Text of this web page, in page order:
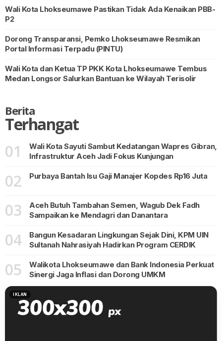
Wali Kota Lhokseumawe Pastikan Tidak Ada Kenaikan PBB-
P2
Dorong Transparansi, Pemko Lhokseumawe Resmikan
Portal Informasi Terpadu (PINTU)
Wali Kota dan Ketua TP PKK Kota Lhokseumawe Tembus
Medan Longsor Salurkan Bantuan ke Wilayah Terisolir
Berita
Terhangat
01
Wali Kota Sayuti Sambut Kedatangan Wapres Gibran,
Infrastruktur Aceh Jadi Fokus Kunjungan
02 Purbaya Bantah Isu Gaji Manajer Kopdes Rp16 Juta
03
Aceh Butuh Tambahan Semen, Wagub Dek Fadh
Sampaikan ke Mendagri dan Danantara
04
Bangun Kesadaran Lingkungan Sejak Dini, KPM UIN
Sultanah Nahrasiyah Hadirkan Program CERDIK
05
Walikota Lhokseumawe dan Bank Indonesia Perkuat
Sinergi Jaga Inflasi dan Dorong UMKM
IKLAN